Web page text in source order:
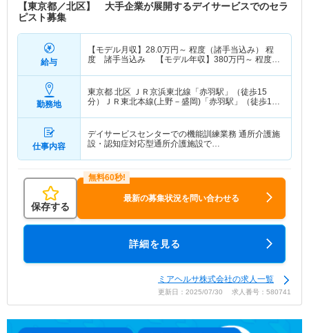
【東京都／北区】 大手企業が展開するデイサービスでのセラ
ピスト募集
給与
【モデル月収】 28.0万円～ 程度（諸手当込み） 程
度 諸手当込み 【モデル年収】 380万円～ 程度
勤務地
東京都 北区 ＪＲ京浜東北線「赤羽駅」（徒歩15
分）ＪＲ東北本線(上野－盛岡)「赤羽駅」（徒歩15
仕事内容
デイサービスセンターでの機能訓練業務 通所介護施
設・認知症対応型通所介護施設で…
保存する
最新の募集状況を問い合わせる
詳細を見る
ミアヘルサ株式会社の求人一覧
更新日：2025/07/30 求人番号：580741